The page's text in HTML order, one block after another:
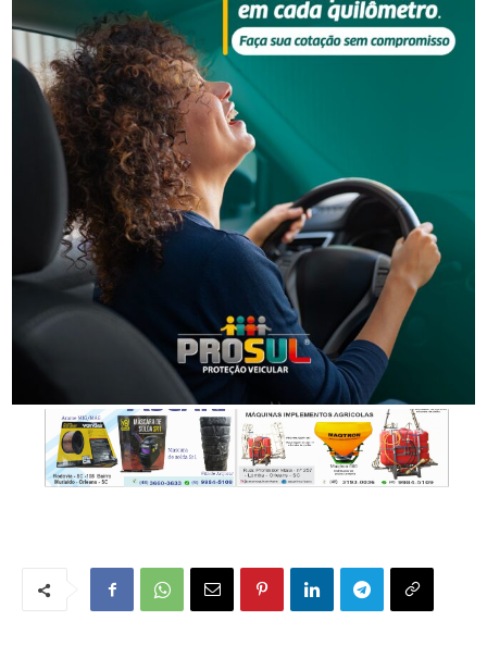
própria Polícia Civil, criando um ciclo contínuo de
investimento em inteligência policial.
A solenidade oficial reuniu no palco o secretário de
Estado da Segurança Pública, coronel Flávio Rogério
Pereira Graff, o delegado-geral Marcelo Sampaio
Nogueira, além de secretários de governo, parlamentares
estaduais e federais autores das emendas, diretores de
área e prefeitos dos municípios beneficiados.
FONTE: ASCOM | PCSC
- Anúncio -